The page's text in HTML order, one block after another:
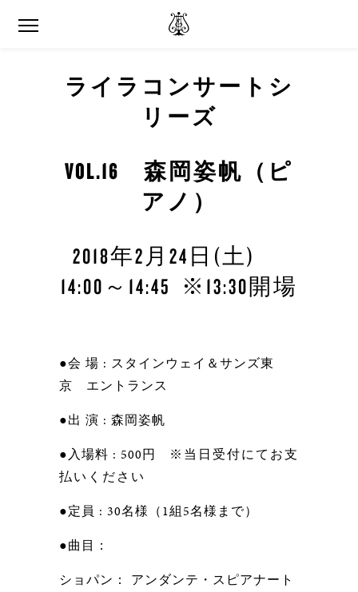
ライラコンサートシ
リーズ
VOL.16 森岡姿帆（ピ
アノ）
2018年2月24日(土)
14:00～14:45 ※13:30開場
●会 場 : スタインウェイ＆サンズ東
京 エントランス
●出 演 : 森岡姿帆
●入場料 : 500円 ※当日受付にてお支
払いください
●定員 : 30名様（1組5名様まで）
●曲目：
ショパン： アンダンテ・スピアナート